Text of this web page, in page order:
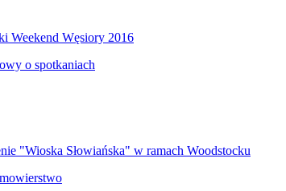
Weekend Węsiory 2016
o spotkaniach
"Wioska Słowiańska" w ramach Woodstocku